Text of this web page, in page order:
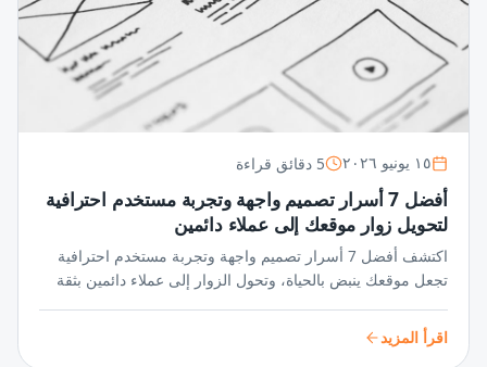
١٥ يونيو ٢٠٢٦ 5 دقائق قراءة
أفضل 7 أسرار تصميم واجهة وتجربة مستخدم احترافية
لتحويل زوار موقعك إلى عملاء دائمين
اكتشف أفضل 7 أسرار تصميم واجهة وتجربة مستخدم احترافية
تجعل موقعك ينبض بالحياة، وتحول الزوار إلى عملاء دائمين بثقة
اقرأ المزيد